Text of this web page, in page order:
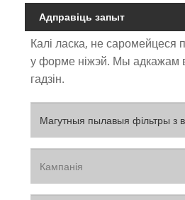
Адправіць запыт
Калі ласка, не саромейцеся
у форме ніжэй. Мы адкажам
гадзін.